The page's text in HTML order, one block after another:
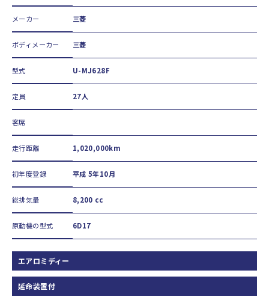
メーカー 三菱
ボディメーカー 三菱
型式 U-MJ628F
定員 27人
客席
走行距離 1,020,000km
初年度登録 平成 5年10月
総排気量 8,200 cc
原動機の型式 6D17
エアロミディー
延命装置付